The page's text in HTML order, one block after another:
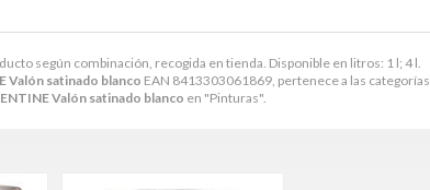
según combinación, recogida en tienda. Disponible en litros: 1 l; 4 l.
Valón satinado blanco EAN 8413303061869, pertenece a las categorías
Valón satinado blanco en "Pinturas".